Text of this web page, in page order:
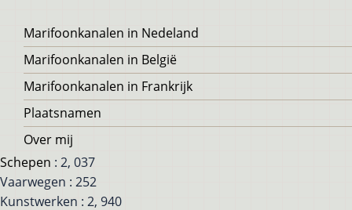
Voet
Marifoonkanalen in Nedeland
Marifoonkanalen in België
Marifoonkanalen in Frankrijk
Plaatsnamen
Over mij
Schepen : 2, 037
Vaarwegen : 252
Kunstwerken : 2, 940